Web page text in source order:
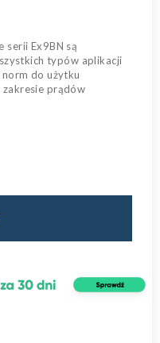
serii Ex9BN są
typów aplikacji
norm do użytku
zakresie prądów